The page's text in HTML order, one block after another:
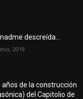
descreída…
2019
años de la construcción
del Capitolio de